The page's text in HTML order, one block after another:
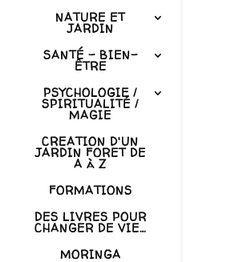
NATURE ET
JARDIN
SANTÉ – BIEN-
ÊTRE
PSYCHOLOGIE /
SPIRITUALITÉ /
MAGIE
CREATION D'UN
JARDIN FORET DE
A à Z
FORMATIONS
DES LIVRES POUR
CHANGER DE VIE…
MORINGA